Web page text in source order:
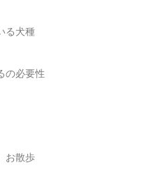
る犬種
の必要性
お散歩